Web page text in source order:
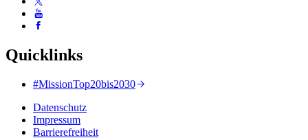
Quicklinks
#MissionTop20bis2030
Datenschutz
Impressum
Barrierefreiheit